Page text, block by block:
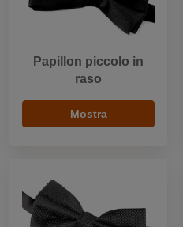
Papillon piccolo in
raso
Mostra